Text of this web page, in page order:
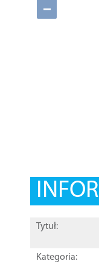
−
Tytuł:
Kategoria: